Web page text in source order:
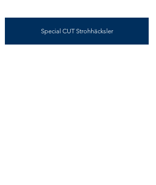
Special CUT Strohhäcksler